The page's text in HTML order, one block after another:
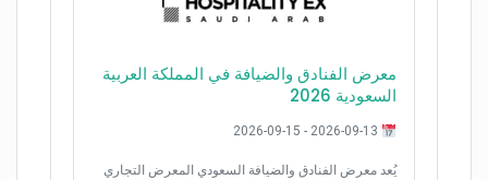
معرض الفنادق والضيافة في المملكة العربية
السعودية 2026
يُعد معرض الفنادق والضيافة السعودي المعرض التجاري